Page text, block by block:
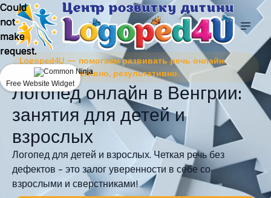
Logoped4U — помогаем развивать речь онлайн:
удобно, эффективно, результативно.
Логопед онлайн в Венгрии:
занятия для детей и
взрослых
Логопед для детей и взрослых. Четкая речь без
дефектов – это залог уверенности в себе со
взрослыми и сверстниками!
Could
not
make
request.
Free Website Widget
Could
not
make
request.
Free Website Widget
Could
not
make
request.
Free Website Widget